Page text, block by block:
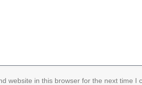
website in this browser for the next time I